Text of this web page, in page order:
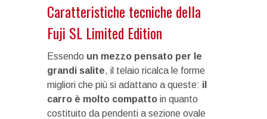
Caratteristiche tecniche della
Fuji SL Limited Edition
Essendo un mezzo pensato per le
grandi salite, il telaio ricalca le forme
migliori che più si adattano a queste: il
carro è molto compatto in quanto
costituito da pendenti a sezione ovale